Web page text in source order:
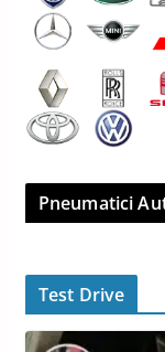
Pneumatici
Test Drive